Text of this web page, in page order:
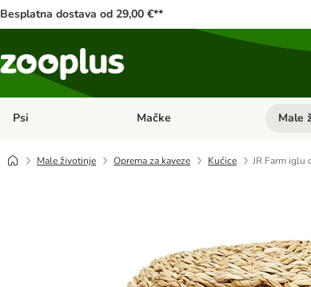
Besplatna dostava od 29,00 €**
Psi Pregled kategorija: Psi
Mačke Pregled
Male
Male životinje Oprema za kaveze Kućice JR Farm iglu